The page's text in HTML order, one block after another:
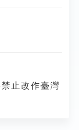
止改作臺灣